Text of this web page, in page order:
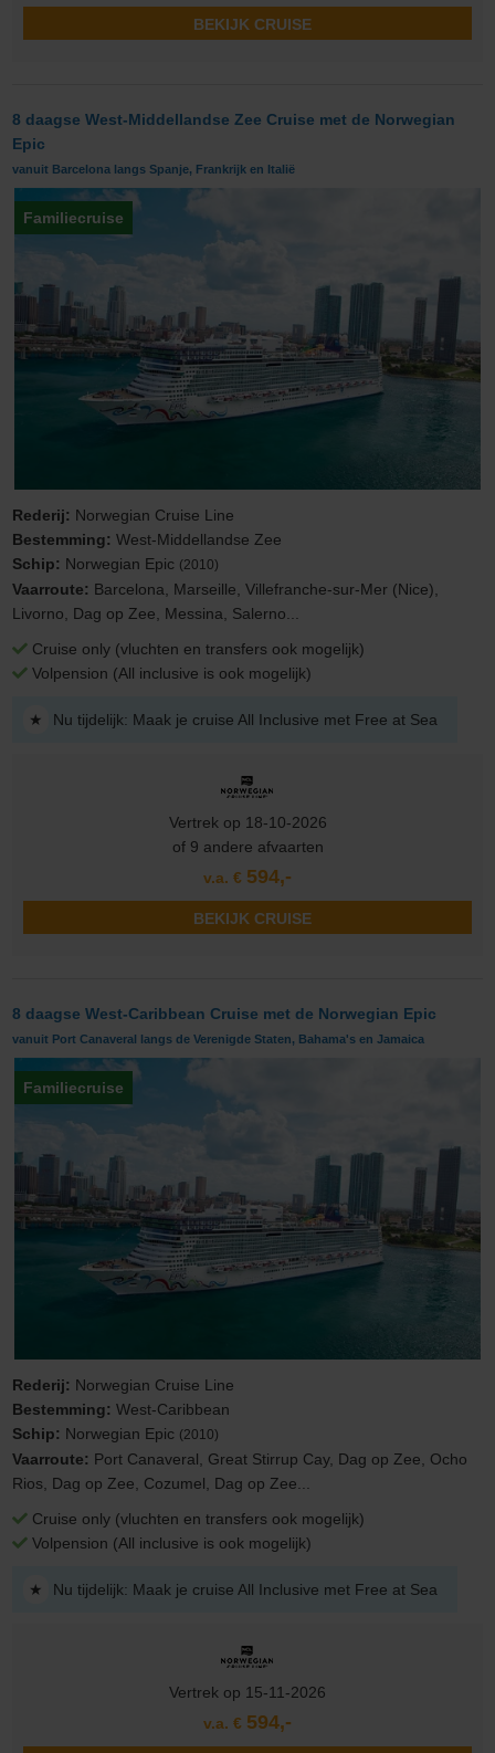
BEKIJK CRUISE
8 daagse West-Middellandse Zee Cruise met de Norwegian
Epic
vanuit Barcelona langs Spanje, Frankrijk en Italië
Familiecruise
Rederij: Norwegian Cruise Line
Bestemming:West-Middellandse Zee
Schip: Norwegian Epic (2010)
Vaarroute: Barcelona, Marseille, Villefranche-sur-Mer (Nice),
Livorno, Dag op Zee, Messina, Salerno...
Cruise only (vluchten en transfers ook mogelijk)
Volpension (All inclusive is ook mogelijk)
★ Nu tijdelijk: Maak je cruise All Inclusive met Free at Sea
Vertrek op 18-10-2026
of 9 andere afvaarten
v.a. € 594,-
BEKIJK CRUISE
8 daagse West-Caribbean Cruise met de Norwegian Epic
vanuit Port Canaveral langs de Verenigde Staten, Bahama's en Jamaica
Familiecruise
Rederij: Norwegian Cruise Line
Bestemming:West-Caribbean
Schip: Norwegian Epic (2010)
Vaarroute: Port Canaveral, Great Stirrup Cay, Dag op Zee, Ocho
Rios, Dag op Zee, Cozumel, Dag op Zee...
Cruise only (vluchten en transfers ook mogelijk)
Volpension (All inclusive is ook mogelijk)
★ Nu tijdelijk: Maak je cruise All Inclusive met Free at Sea
Vertrek op 15-11-2026
v.a. € 594,-